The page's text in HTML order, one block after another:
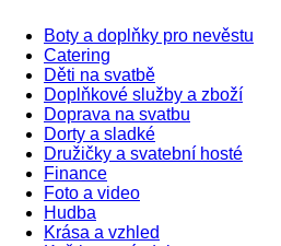
Boty a doplňky pro nevěstu
Catering
Děti na svatbě
Doplňkové služby a zboží
Doprava na svatbu
Dorty a sladké
Družičky a svatební hosté
Finance
Foto a video
Hudba
Krása a vzhled